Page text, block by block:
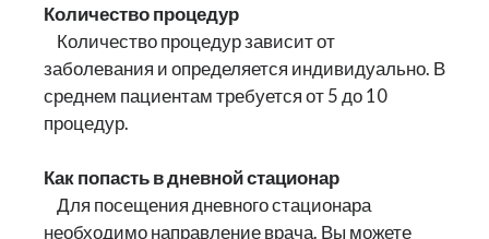
Количество процедур
Количество процедур зависит от
заболевания и определяется индивидуально. В
среднем пациентам требуется от 5 до 10
процедур.
Как попасть в дневной стационар
Для посещения дневного стационара
необходимо направление врача. Вы можете